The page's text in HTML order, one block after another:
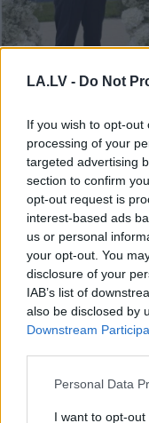
LA.LV - Do Not
If you wish to opt-
processing of your
targeted advertising
section to confirm
opt-out request is
interest-based ads
us or personal
your opt-out. You
disclosure of your
IAB’s list of
also be disclosed by
Downstream
Please note that this
not limited to your
Personal Data
I want to opt-
Rūgts!
japānis
kāzās
skaista